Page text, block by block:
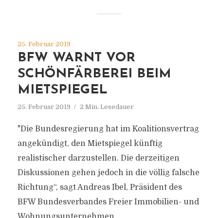
25. Februar 2019
BFW WARNT VOR
SCHÖNFÄRBEREI BEIM
MIETSPIEGEL
25. Februar 2019 2 Min. Lesedauer
"Die Bundesregierung hat im Koalitionsvertrag
angekündigt, den Mietspiegel künftig
realistischer darzustellen. Die derzeitigen
Diskussionen gehen jedoch in die völlig falsche
Richtung“, sagt Andreas Ibel, Präsident des
BFW Bundesverbandes Freier Immobilien- und